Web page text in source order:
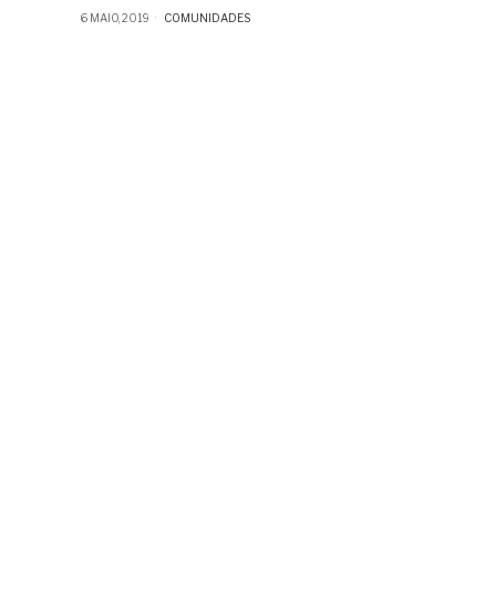
6 MAIO, 2019 COMUNIDADES